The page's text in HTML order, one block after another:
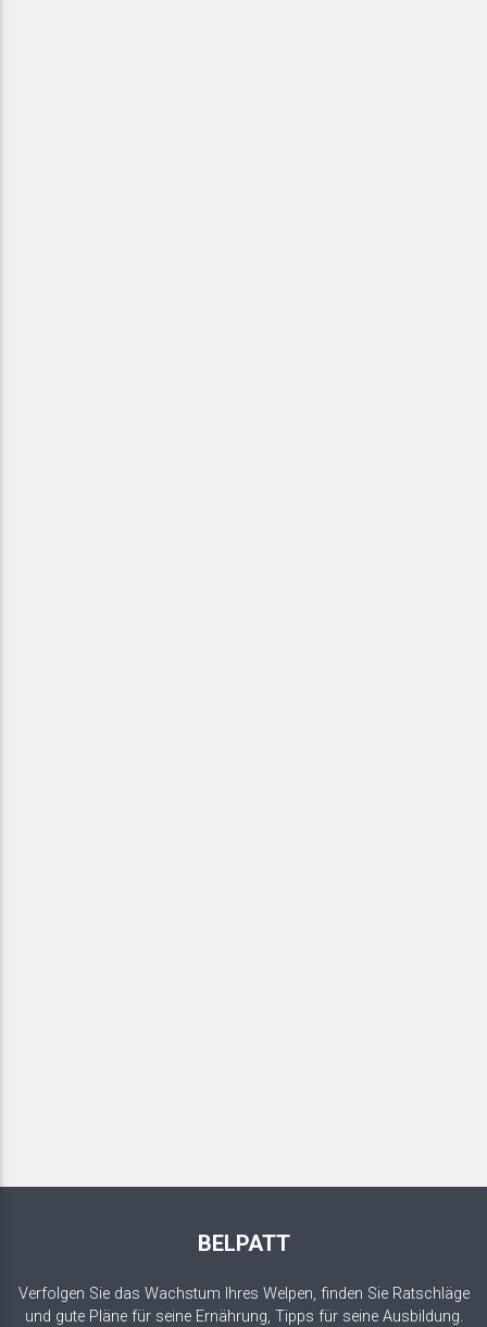
BELPATT
Verfolgen Sie das Wachstum Ihres Welpen, finden Sie Ratschläge
und gute Pläne für seine Ernährung, Tipps für seine Ausbildung.